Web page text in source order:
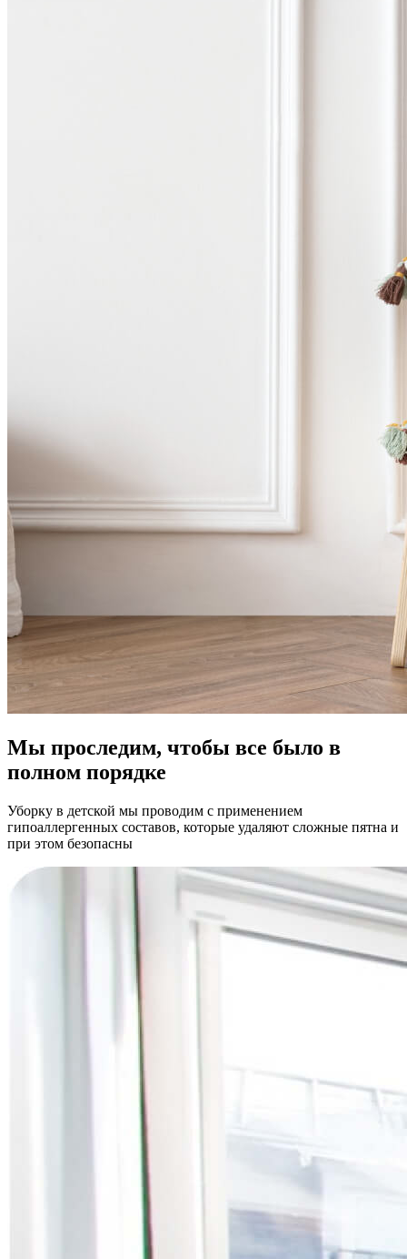
Мы проследим, чтобы все было в
полном порядке
Уборку в детской мы проводим с применением
гипоаллергенных составов, которые удаляют сложные пятна и
при этом безопасны